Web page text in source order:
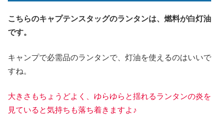
こちらのキャプテンスタッグのランタンは、燃料が白灯油
です。
キャンプで必需品のランタンで、灯油を使えるのはいいで
すね。
大きさもちょうどよく、ゆらゆらと揺れるランタンの炎を
見ていると気持ちも落ち着きますよ ♪